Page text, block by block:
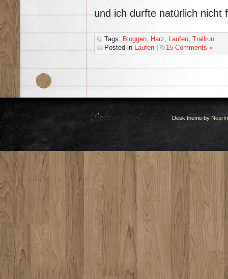
und ich durfte natürlich nicht
Tags: Bloggen Harz Laufen Trailrun
Posted in Laufen | 15 Comments »
Desk theme by